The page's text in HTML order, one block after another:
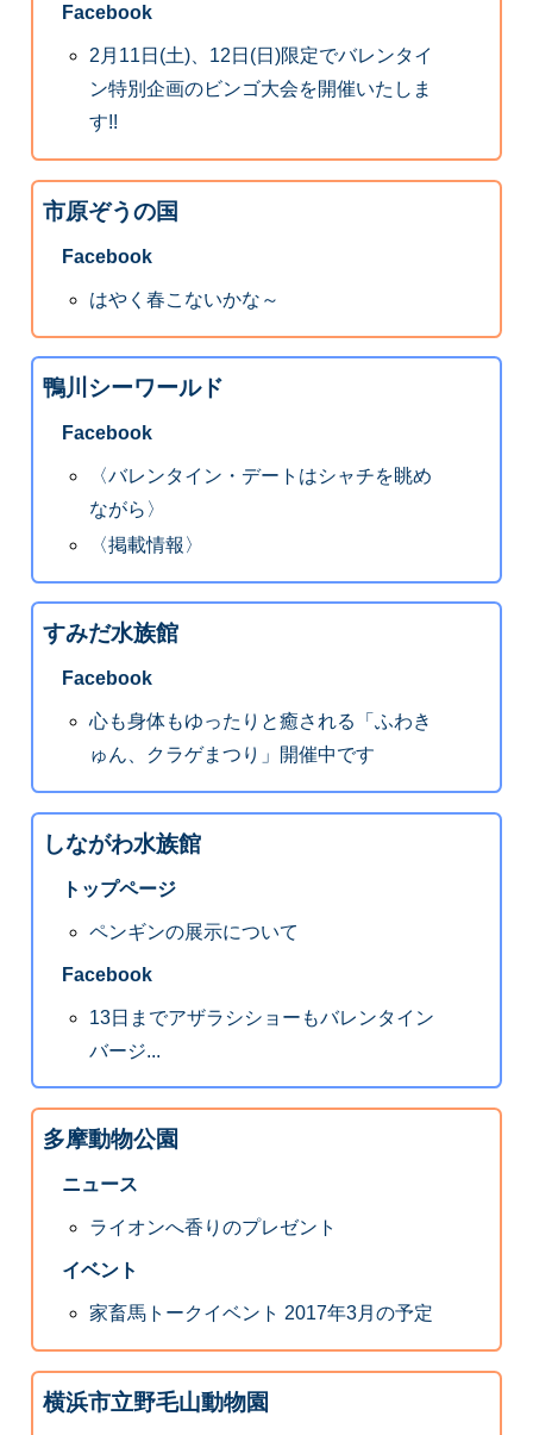
Facebook
2月11日(土)、12日(日)限定でバレンタイ
ン特別企画のビンゴ大会を開催いたしま
す!!
市原ぞうの国
Facebook
はやく春こないかな～
鴨川シーワールド
Facebook
〈バレンタイン・デートはシャチを眺め
ながら〉
〈掲載情報〉
すみだ水族館
Facebook
心も身体もゆったりと癒される「ふわき
ゅん、クラゲまつり」開催中です
しながわ水族館
トップページ
ペンギンの展示について
Facebook
13日までアザラシショーもバレンタイン
バージ...
多摩動物公園
ニュース
ライオンへ香りのプレゼント
イベント
家畜馬トークイベント 2017年3月の予定
横浜市立野毛山動物園